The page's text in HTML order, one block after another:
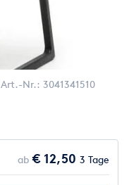
Art.-Nr.: 3041341510
ab € 12,50 3 Tage